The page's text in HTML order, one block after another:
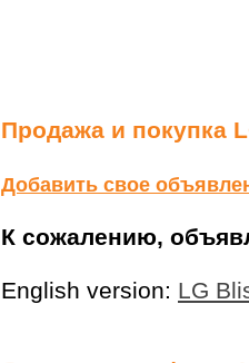
Продажа и покупка
Добавить свое
К сожалению,
English version: LG